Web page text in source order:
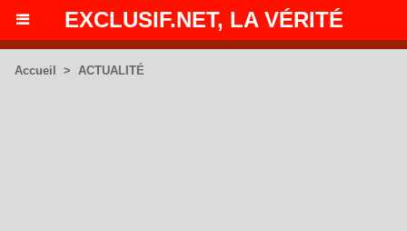
EXCLUSIF.NET, LA VÉRITÉ
Accueil > ACTUALITÉ